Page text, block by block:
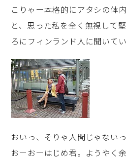
こりゃー本格的にアタシの体
と、思った私を全く無視して
ろにフィンランド人に聞いて
おいっ、そりゃ人間じゃない
おーおーはじめ君。ようやく